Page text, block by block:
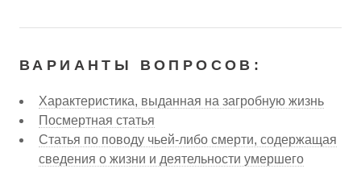
ВАРИАНТЫ ВОПРОСОВ:
Характеристика, выданная на загробную жизнь
Посмертная статья
Статья по поводу чьей-либо смерти, содержащая
сведения о жизни и деятельности умершего